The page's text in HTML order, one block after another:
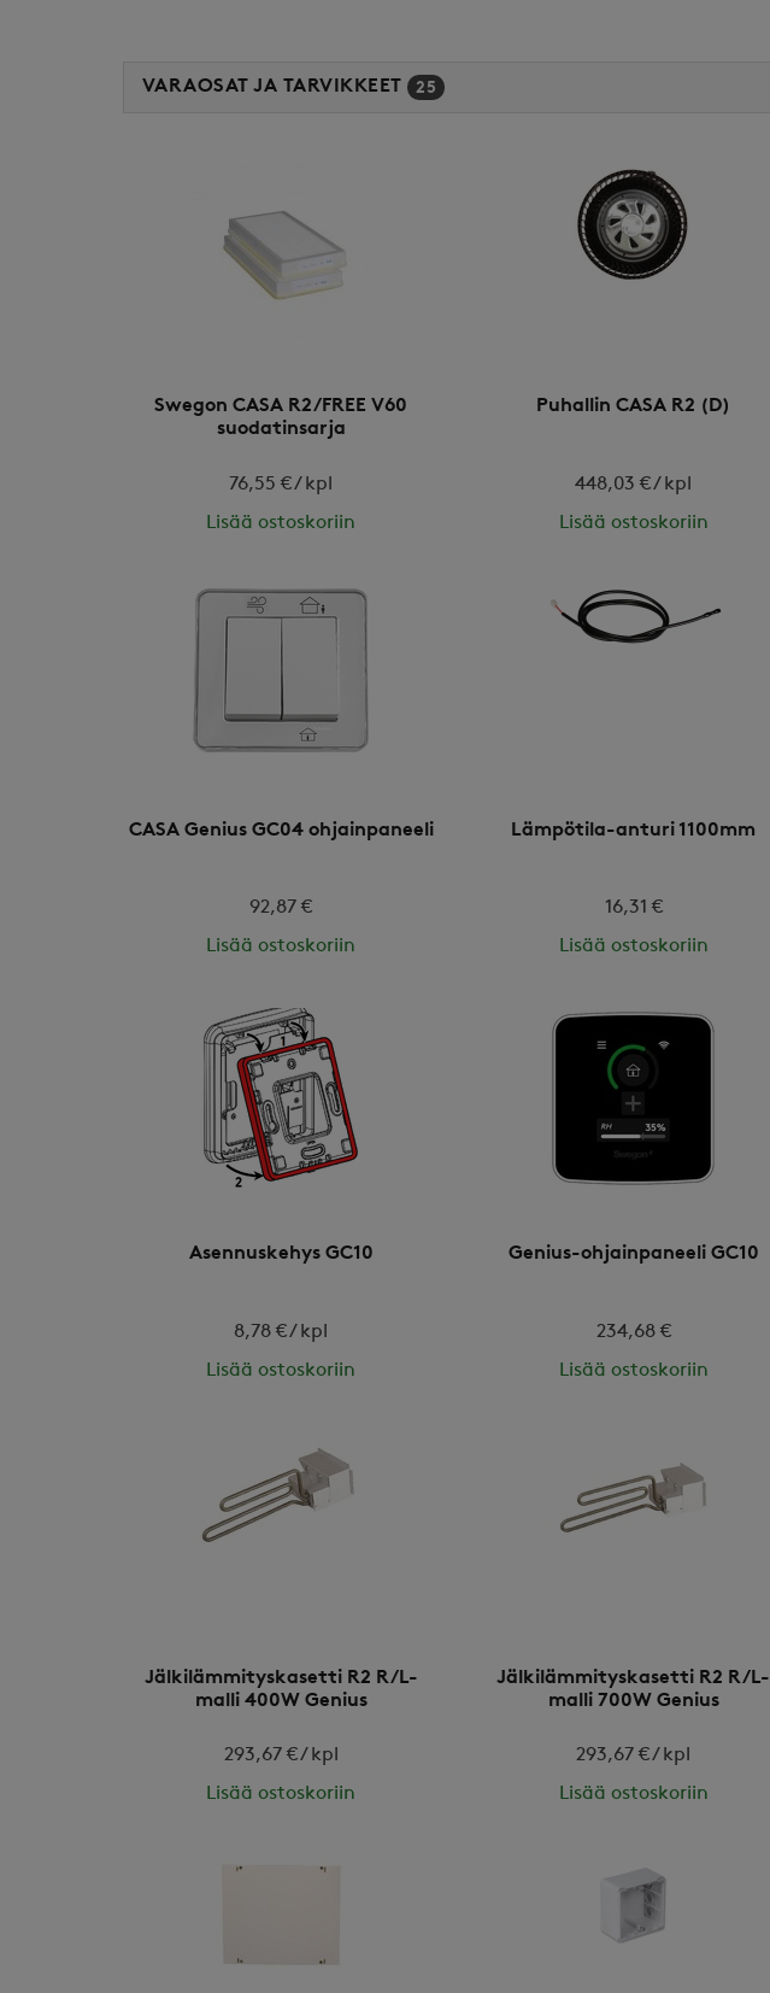
VARAOSAT JA TARVIKKEET 25
Swegon CASA R2/FREE V60
suodatinsarja
76,55 € / kpl
Lisää ostoskoriin
Puhallin CASA R2 (D)
448,03 € / kpl
Lisää ostoskoriin
CASA Genius GC04 ohjainpaneeli
92,87 €
Lisää ostoskoriin
Lämpötila-anturi 1100mm
16,31 €
Lisää ostoskoriin
Asennuskehys GC10
8,78 € / kpl
Lisää ostoskoriin
Genius-ohjainpaneeli GC10
234,68 €
Lisää ostoskoriin
Jälkilämmityskasetti R2 R/L-
malli 400W Genius
293,67 € / kpl
Lisää ostoskoriin
Jälkilämmityskasetti R2 R/L-
malli 700W Genius
293,67 € / kpl
Lisää ostoskoriin